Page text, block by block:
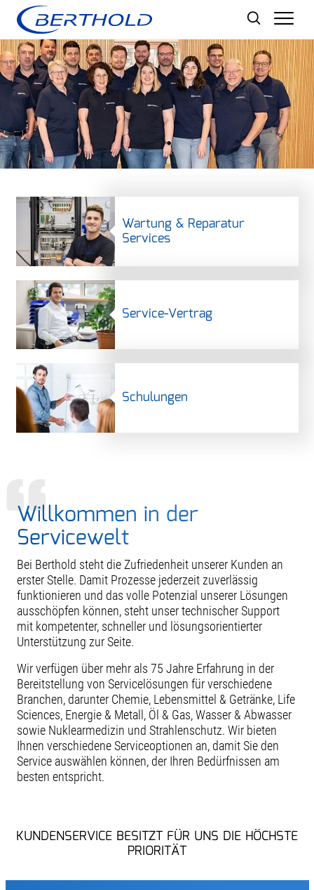
Wartung & Reparatur
Services
Service-Vertrag
Schulungen
Willkommen in der
Servicewelt
Bei Berthold steht die Zufriedenheit unserer Kunden an
erster Stelle. Damit Prozesse jederzeit zuverlässig
funktionieren und das volle Potenzial unserer Lösungen
ausschöpfen können, steht unser technischer Support
mit kompetenter, schneller und lösungsorientierter
Unterstützung zur Seite.
Wir verfügen über mehr als 75 Jahre Erfahrung in der
Bereitstellung von Servicelösungen für verschiedene
Branchen, darunter Chemie, Lebensmittel & Getränke, Life
Sciences, Energie & Metall, Öl & Gas, Wasser & Abwasser
sowie Nuklearmedizin und Strahlenschutz. Wir bieten
Ihnen verschiedene Serviceoptionen an, damit Sie den
Service auswählen können, der Ihren Bedürfnissen am
besten entspricht.
KUNDENSERVICE BESITZT FÜR UNS DIE HÖCHSTE
PRIORITÄT